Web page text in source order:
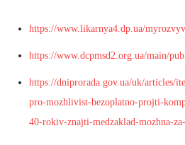
https://www.likarnya4.dp.ua/
https://www.dcpmsd2.org.ua/main/
https://dniprorada.gov.ua/uk/articles/
pro-mozhlivist-bezoplatno-projti-
40-rokiv-znajti-medzaklad-mozhna-